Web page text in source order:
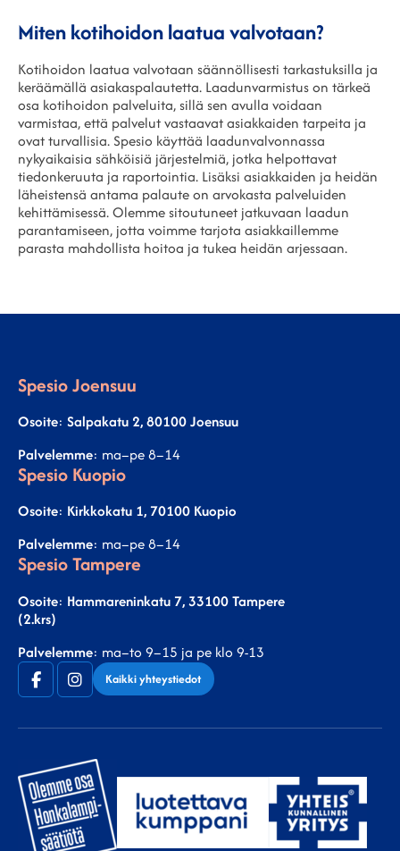
Miten kotihoidon laatua valvotaan?
Kotihoidon laatua valvotaan säännöllisesti tarkastuksilla ja
keräämällä asiakaspalautetta. Laadunvarmistus on tärkeä
osa kotihoidon palveluita, sillä sen avulla voidaan
varmistaa, että palvelut vastaavat asiakkaiden tarpeita ja
ovat turvallisia. Spesio käyttää laadunvalvonnassa
nykyaikaisia sähköisiä järjestelmiä, jotka helpottavat
tiedonkeruuta ja raportointia. Lisäksi asiakkaiden ja heidän
läheistensä antama palaute on arvokasta palveluiden
kehittämisessä. Olemme sitoutuneet jatkuvaan laadun
parantamiseen, jotta voimme tarjota asiakkaillemme
parasta mahdollista hoitoa ja tukea heidän arjessaan.
Spesio Joensuu
Osoite: Salpakatu 2, 80100 Joensuu
Palvelemme: ma–pe 8–14
Spesio Kuopio
Osoite: Kirkkokatu 1, 70100 Kuopio
Palvelemme: ma–pe 8–14
Spesio Tampere
Osoite: Hammareninkatu 7, 33100 Tampere
(2.krs)
Palvelemme: ma–to 9–15 ja pe klo 9-13
FacebookInstagramKaikki yhteystiedot